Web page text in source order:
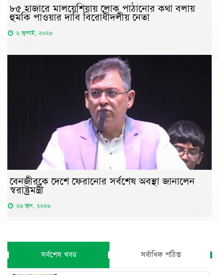
৮৫ হাজারে মালয়েশিয়ায় লোক পাঠানোর কথা বলায়
হুমকি পাওয়ার দাবি বিরোধীদলীয় নেতা
২ জুলাই, ২০২৬
বেনজীরকে দেশে ফেরানোর সর্বশেষ অবস্থা জানালেন
স্বরাষ্ট্রমন্ত্রী
২৬ জুন, ২০২৬
সর্বশেষ খবর সর্বাধিক পঠিত